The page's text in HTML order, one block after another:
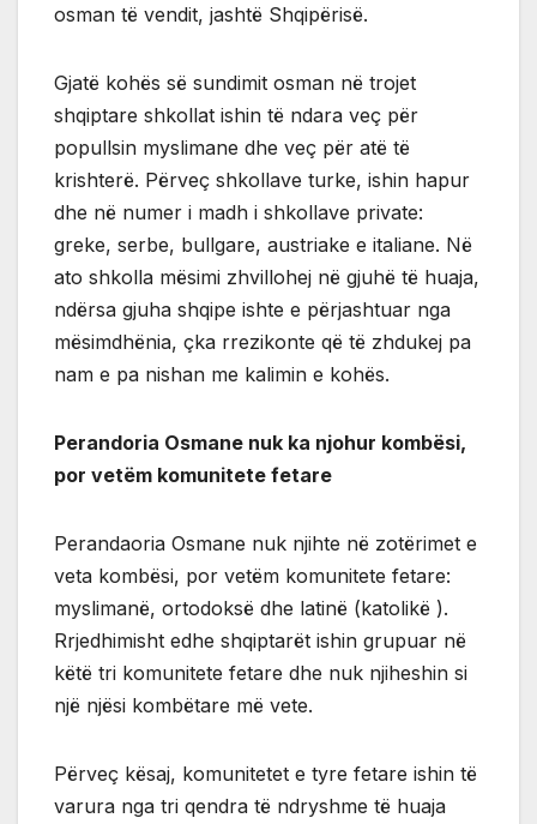
osman të vendit, jashtë Shqipërisë.
Gjatë kohës së sundimit osman në trojet
shqiptare shkollat ishin të ndara veç për
popullsin myslimane dhe veç për atë të
krishterë. Përveç shkollave turke, ishin hapur
dhe në numer i madh i shkollave private:
greke, serbe, bullgare, austriake e italiane. Në
ato shkolla mësimi zhvillohej në gjuhë të huaja,
ndërsa gjuha shqipe ishte e përjashtuar nga
mësimdhënia, çka rrezikonte që të zhdukej pa
nam e pa nishan me kalimin e kohës.
Perandoria Osmane nuk ka njohur kombësi,
por vetëm komunitete fetare
Perandaoria Osmane nuk njihte në zotërimet e
veta kombësi, por vetëm komunitete fetare:
myslimanë, ortodoksë dhe latinë (katolikë ).
Rrjedhimisht edhe shqiptarët ishin grupuar në
këtë tri komunitete fetare dhe nuk njiheshin si
një njësi kombëtare më vete.
Përveç kësaj, komunitetet e tyre fetare ishin të
varura nga tri qendra të ndryshme të huaja